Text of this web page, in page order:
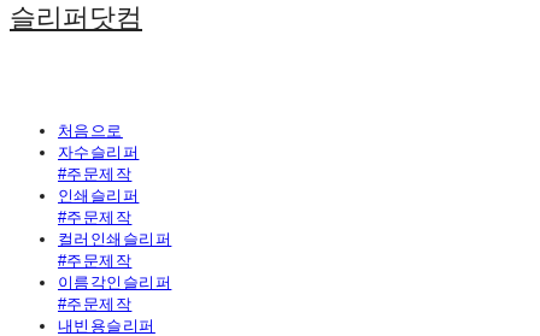
슬리퍼닷컴
처음으로
자수슬리퍼
#주문제작
인쇄슬리퍼
#주문제작
컬러인쇄슬리퍼
#주문제작
이름각인슬리퍼
#주문제작
내빈용슬리퍼